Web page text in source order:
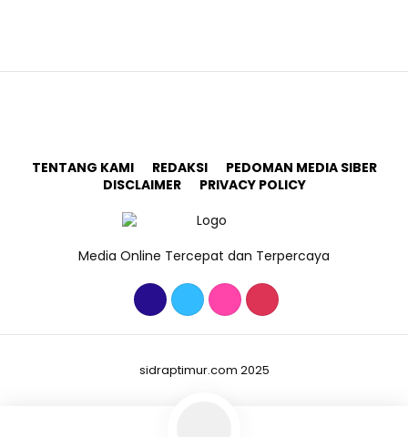
TENTANG KAMI REDAKSI
PEDOMAN MEDIA SIBER
DISCLAIMER
PRIVACY POLICY
Media Online Tercepat dan Terpercaya
sidraptimur.com 2025